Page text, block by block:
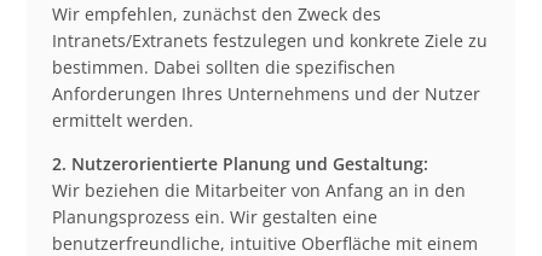
Wir empfehlen, zunächst den Zweck des
Intranets/Extranets festzulegen und konkrete Ziele zu
bestimmen. Dabei sollten die spezifischen
Anforderungen Ihres Unternehmens und der Nutzer
ermittelt werden.
2. Nutzerorientierte Planung und Gestaltung:
Wir beziehen die Mitarbeiter von Anfang an in den
Planungsprozess ein. Wir gestalten eine
benutzerfreundliche, intuitive Oberfläche mit einem